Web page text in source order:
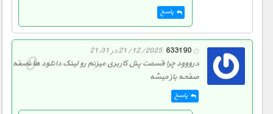
پاسخ
633190 21/12/2025 در 21:31
درووود چرا قسمت پنل کاربری میزنم رو لینک دانلود ها نصفه
صفحه باز میشه
پاسخ